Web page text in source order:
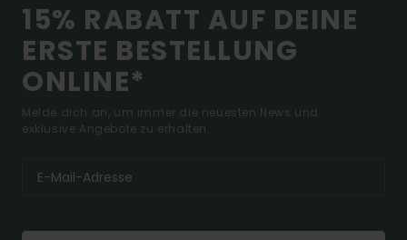
15% RABATT AUF DEINE
ERSTE BESTELLUNG
ONLINE*
Melde dich an, um immer die neuesten News und
exklusive Angebote zu erhalten.